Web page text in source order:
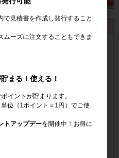
手順について
順についてご案内
で見積書を作成し発行すること
ムーズに注文することもできま
まる！使える！
イントが貯まります。
位（1ポイント＝1円）でご使
トアップデーを開催中！お得に